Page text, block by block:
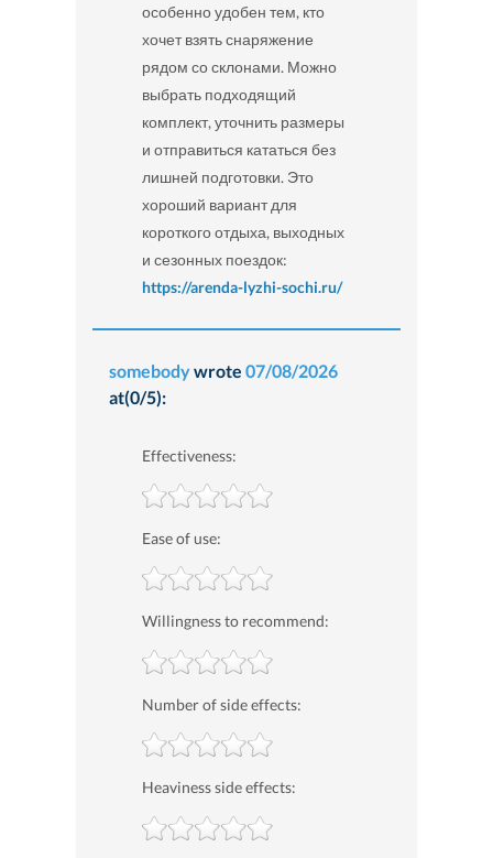
особенно удобен тем, кто
хочет взять снаряжение
рядом со склонами. Можно
выбрать подходящий
комплект, уточнить размеры
и отправиться кататься без
лишней подготовки. Это
хороший вариант для
короткого отдыха, выходных
и сезонных поездок:
https://arenda-lyzhi-sochi.ru/
somebodywrote 07/08/2026
at(0/5):
Effectiveness:
Ease of use:
Willingness to recommend:
Number of side effects:
Heaviness side effects: